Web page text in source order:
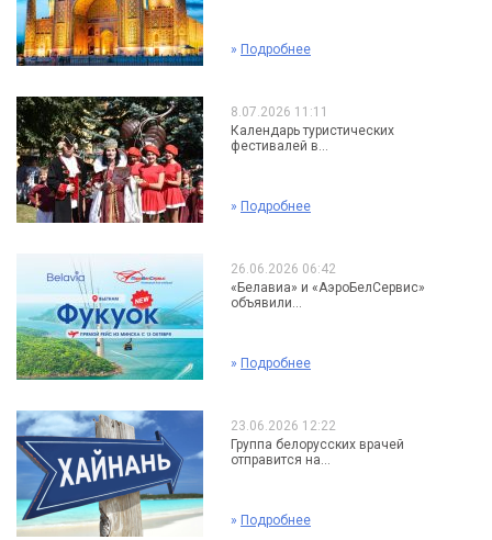
» Подробнее
8.07.2026 11:11
Календарь туристических
фестивалей в...
» Подробнее
26.06.2026 06:42
«Белавиа» и «АэроБелСервис»
объявили...
» Подробнее
23.06.2026 12:22
Группа белорусских врачей
отправится на...
» Подробнее